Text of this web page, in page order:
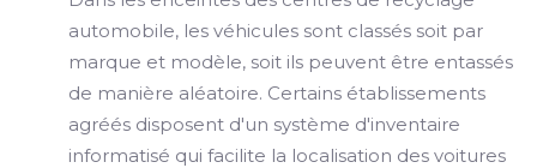
automobile, les véhicules sont classés soit par
marque et modèle, soit ils peuvent être entassés
de manière aléatoire. Certains établissements
agréés disposent d'un système d'inventaire
informatisé qui facilite la localisation des voitures